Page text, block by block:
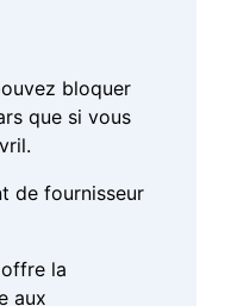
bloquer
que si vous
de fournisseur
la
aux